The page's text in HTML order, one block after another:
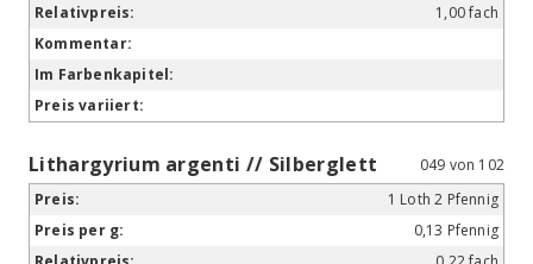
1,00 fach
Lithargyrium argenti // Silberglett
049 von 102
1 Loth 2 Pfennig
0,13 Pfennig